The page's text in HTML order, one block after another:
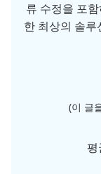
류 수정을 포
한 최상의 솔
(이 글